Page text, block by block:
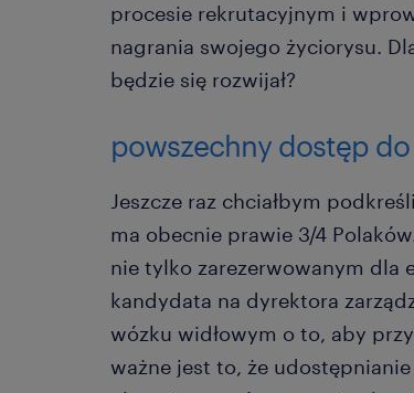
procesie rekrutacyjnym i
nagrania swojego życiorysu.
będzie się rozwijał?
powszechny dostęp
Jeszcze raz chciałbym
ma obecnie prawie 3/4
nie tylko zarezerwowanym dla
kandydata na dyrektora
wózku widłowym o to, aby
ważne jest to, że